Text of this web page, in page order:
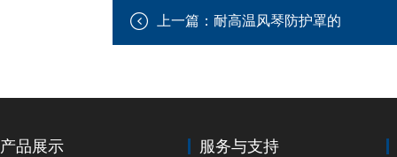
上一篇： 耐高温风琴防护罩的
产品展示 服务与支持